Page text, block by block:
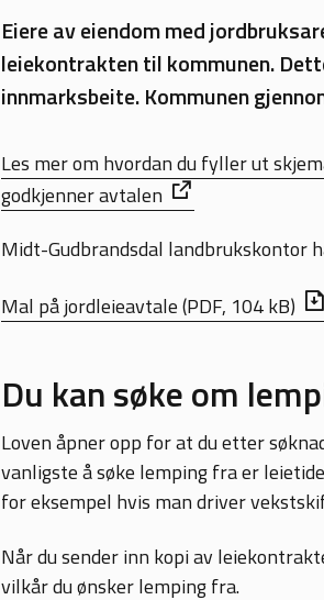
Eiere av eiendom med
leiekontrakten til kommunen.
innmarksbeite. Kommunen
Les mer om hvordan du fyller ut
godkjenner avtalen
Midt-Gudbrandsdal landbrukskontor
Mal på jordleieavtale(PDF, 104 kB)
Du kan søke om
Loven åpner opp for at du etter
vanligste å søke lemping fra er
for eksempel hvis man driver
Når du sender inn kopi av
vilkår du ønsker lemping fra.